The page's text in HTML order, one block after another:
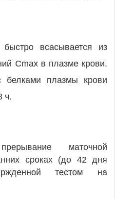
всасывается из
Cmax в плазме крови.
белками плазмы крови
ч.
маточной
сроках (до 42 дня
тестом на